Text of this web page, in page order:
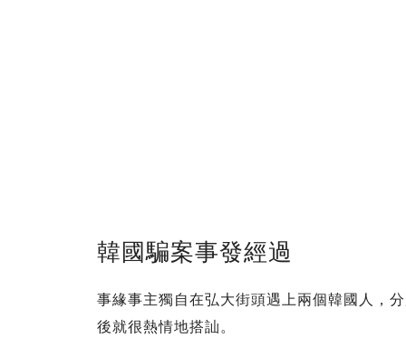
韓國騙案事發經過
事緣事主獨自在弘大街頭遇上兩個韓國人，
後就很熱情地搭訕。